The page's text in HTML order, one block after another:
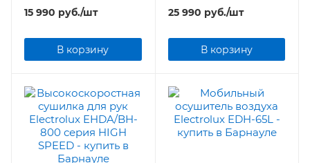
15 990 руб./шт
В корзину
25 990 руб./шт
В корзину